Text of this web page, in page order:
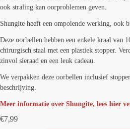
ook straling kan oorproblemen geven.
Shungite heeft een ompolende werking, ook
Deze oorbellen hebben een enkele kraal van
chirurgisch staal met een plastiek stopper.
zinvol sieraad en een leuk cadeau.
We verpakken deze oorbellen inclusief
beschrijving.
Meer informatie over Shungite, lees hier
€7,99